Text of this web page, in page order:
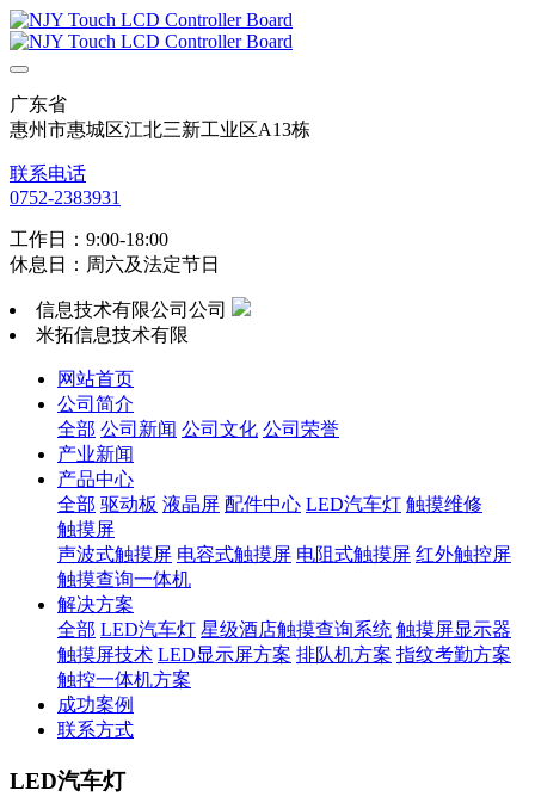
广东省
惠州市惠城区江北三新工业区A13栋
联系电话
0752-2383931
工作日：9:00-18:00
休息日：周六及法定节日
信息技术有限公司公司
米拓信息技术有限
网站首页
公司简介
全部 公司新闻 公司文化 公司荣誉
产业新闻
产品中心
全部 驱动板 液晶屏 配件中心 LED汽车灯 触摸维修
触摸屏
声波式触摸屏 电容式触摸屏 电阻式触摸屏 红外触控屏
触摸查询一体机
解决方案
全部 LED汽车灯 星级酒店触摸查询系统 触摸屏显示器
触摸屏技术 LED显示屏方案 排队机方案 指纹考勤方案
触控一体机方案
成功案例
联系方式
LED汽车灯